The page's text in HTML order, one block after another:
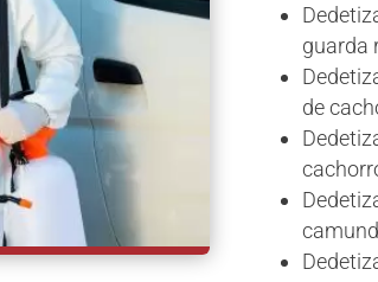
guarda
de